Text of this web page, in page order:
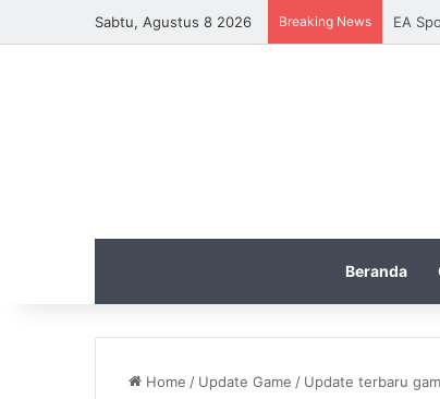
Sabtu, Agustus 8 2026 Breaking News EA
Beranda
Home / Update Game / Update terbaru